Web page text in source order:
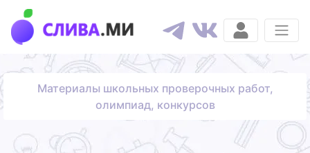
Материалы школьных проверочных работ,
олимпиад, конкурсов